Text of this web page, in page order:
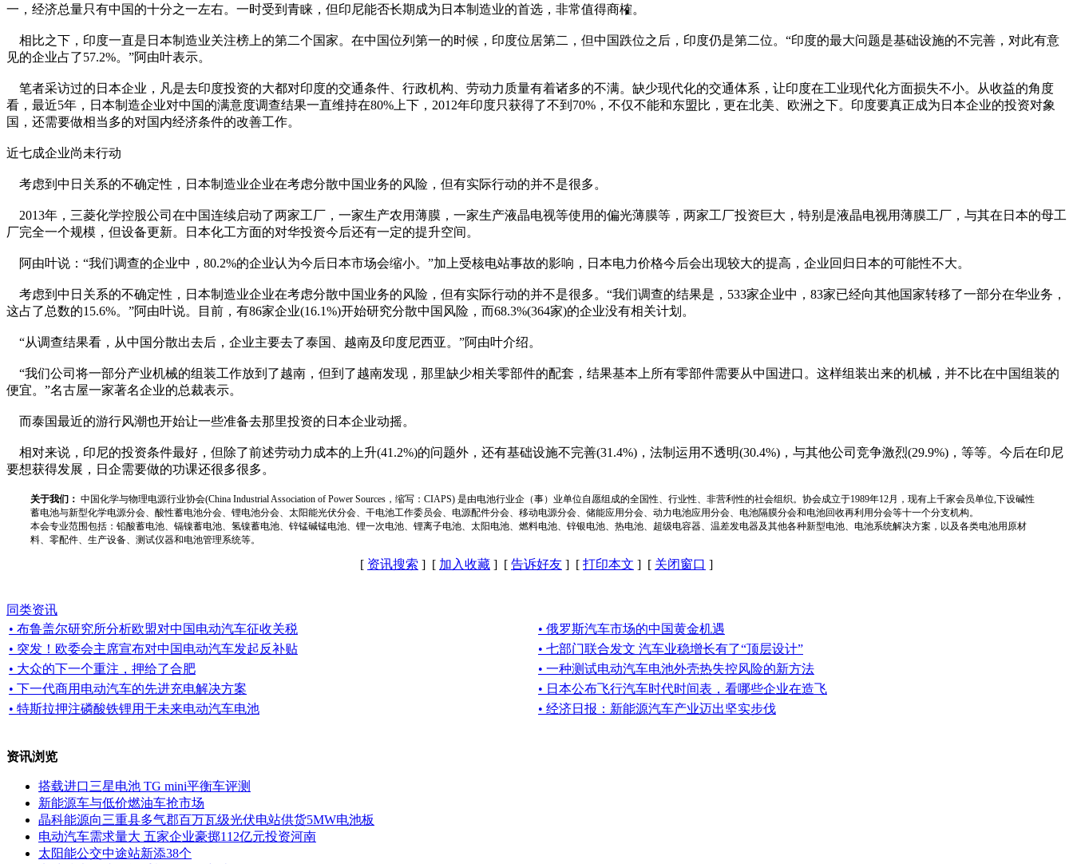
一，经济总量只有中国的十分之一左右。一时受到青睐，但印尼能否长期成为日本制造业的首选，非常值得商榷。
相比之下，印度一直是日本制造业关注榜上的第二个国家。在中国位列第一的时候，印度位居第二，但中国跌位之后，印度仍是第二位。“印度的最大问题是基础设施的不完善，对此有意
见的企业占了57.2%。”阿由叶表示。
笔者采访过的日本企业，凡是去印度投资的大都对印度的交通条件、行政机构、劳动力质量有着诸多的不满。缺少现代化的交通体系，让印度在工业现代化方面损失不小。从收益的角度
看，最近5年，日本制造企业对中国的满意度调查结果一直维持在80%上下，2012年印度只获得了不到70%，不仅不能和东盟比，更在北美、欧洲之下。印度要真正成为日本企业的投资对象
国，还需要做相当多的对国内经济条件的改善工作。
近七成企业尚未行动
考虑到中日关系的不确定性，日本制造业企业在考虑分散中国业务的风险，但有实际行动的并不是很多。
2013年，三菱化学控股公司在中国连续启动了两家工厂，一家生产农用薄膜，一家生产液晶电视等使用的偏光薄膜等，两家工厂投资巨大，特别是液晶电视用薄膜工厂，与其在日本的母工
厂完全一个规模，但设备更新。日本化工方面的对华投资今后还有一定的提升空间。
阿由叶说：“我们调查的企业中，80.2%的企业认为今后日本市场会缩小。”加上受核电站事故的影响，日本电力价格今后会出现较大的提高，企业回归日本的可能性不大。
考虑到中日关系的不确定性，日本制造业企业在考虑分散中国业务的风险，但有实际行动的并不是很多。“我们调查的结果是，533家企业中，83家已经向其他国家转移了一部分在华业务，
这占了总数的15.6%。”阿由叶说。目前，有86家企业(16.1%)开始研究分散中国风险，而68.3%(364家)的企业没有相关计划。
“从调查结果看，从中国分散出去后，企业主要去了泰国、越南及印度尼西亚。”阿由叶介绍。
“我们公司将一部分产业机械的组装工作放到了越南，但到了越南发现，那里缺少相关零部件的配套，结果基本上所有零部件需要从中国进口。这样组装出来的机械，并不比在中国组装的
便宜。”名古屋一家著名企业的总裁表示。
而泰国最近的游行风潮也开始让一些准备去那里投资的日本企业动摇。
相对来说，印尼的投资条件最好，但除了前述劳动力成本的上升(41.2%)的问题外，还有基础设施不完善(31.4%)，法制运用不透明(30.4%)，与其他公司竞争激烈(29.9%)，等等。今后在印尼
要想获得发展，日企需要做的功课还很多很多。
关于我们： 中国化学与物理电源行业协会(China Industrial Association of Power Sources，缩写：CIAPS) 是由电池行业企（事）业单位自愿组成的全国性、行业性、非营利性的社会组织。协会成立于1989年12月，现有上千家会员单位,下设碱性
蓄电池与新型化学电源分会、酸性蓄电池分会、锂电池分会、太阳能光伏分会、干电池工作委员会、电源配件分会、移动电源分会、储能应用分会、动力电池应用分会、电池隔膜分会和电池回收再利用分会等十一个分支机构。
本会专业范围包括：铅酸蓄电池、镉镍蓄电池、氢镍蓄电池、锌锰碱锰电池、锂一次电池、锂离子电池、太阳电池、燃料电池、锌银电池、热电池、超级电容器、温差发电器及其他各种新型电池、电池系统解决方案，以及各类电池用原材
料、零配件、生产设备、测试仪器和电池管理系统等。
[ 资讯搜索 ] [ 加入收藏 ] [ 告诉好友 ] [ 打印本文 ] [ 关闭窗口 ]
同类资讯
• 布鲁盖尔研究所分析欧盟对中国电动汽车征收关税
• 俄罗斯汽车市场的中国黄金机遇
• 突发！欧委会主席宣布对中国电动汽车发起反补贴
• 七部门联合发文 汽车业稳增长有了“顶层设计”
• 大众的下一个重注，押给了合肥
• 一种测试电动汽车电池外壳热失控风险的新方法
• 下一代商用电动汽车的先进充电解决方案
• 日本公布飞行汽车时代时间表，看哪些企业在造飞
• 特斯拉押注磷酸铁锂用于未来电动汽车电池
• 经济日报：新能源汽车产业迈出坚实步伐
资讯浏览
搭载进口三星电池 TG mini平衡车评测
新能源车与低价燃油车抢市场
晶科能源向三重县多气郡百万瓦级光伏电站供货5MW电池板
电动汽车需求量大 五家企业豪掷112亿元投资河南
太阳能公交中途站新添38个